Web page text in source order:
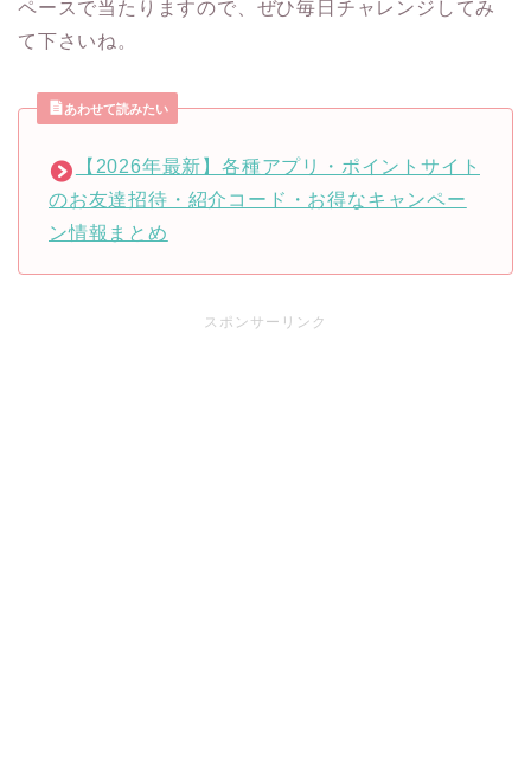
ペースで当たりますので、ぜひ毎日チャレンジしてみ
て下さいね。
あわせて読みたい
【2026年最新】各種アプリ・ポイントサイト
のお友達招待・紹介コード・お得なキャンペー
ン情報まとめ
スポンサーリンク